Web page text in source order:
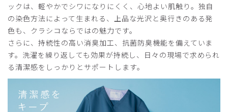
ックは、軽やかでシワになりにくく、心地よい肌触り。独自
の染色方法によって生まれる、上品な光沢と奥行きのある発
色も、クラシコならではの魅力です。
さらに、持続性の高い消臭加工、抗菌防臭機能を備えていま
す。洗濯を繰り返しても効果が持続し、日々の現場で求められ
る清潔感をしっかりとサポートします。